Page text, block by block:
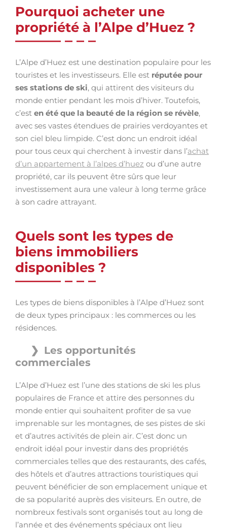
Pourquoi acheter une
propriété à l’Alpe d’Huez ?
L’Alpe d’Huez est une destination populaire pour les
touristes et les investisseurs. Elle est réputée pour
ses stations de ski, qui attirent des visiteurs du
monde entier pendant les mois d’hiver. Toutefois,
c’est en été que la beauté de la région se révèle,
avec ses vastes étendues de prairies verdoyantes et
son ciel bleu limpide. C’est donc un endroit idéal
pour tous ceux qui cherchent à investir dans l’achat
d’un appartement à l’alpes d’huez ou d’une autre
propriété, car ils peuvent être sûrs que leur
investissement aura une valeur à long terme grâce
à son cadre attrayant.
Quels sont les types de
biens immobiliers
disponibles ?
Les types de biens disponibles à l’Alpe d’Huez sont
de deux types principaux : les commerces ou les
résidences.
Les opportunités
commerciales
L’Alpe d’Huez est l’une des stations de ski les plus
populaires de France et attire des personnes du
monde entier qui souhaitent profiter de sa vue
imprenable sur les montagnes, de ses pistes de ski
et d’autres activités de plein air. C’est donc un
endroit idéal pour investir dans des propriétés
commerciales telles que des restaurants, des cafés,
des hôtels et d’autres attractions touristiques qui
peuvent bénéficier de son emplacement unique et
de sa popularité auprès des visiteurs. En outre, de
nombreux festivals sont organisés tout au long de
l’année et des événements spéciaux ont lieu